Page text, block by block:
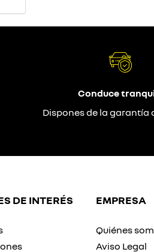
Conduce
Dispones de la garantía
DE INTERÉS EMPRESA
Quiénes
Aviso Legal